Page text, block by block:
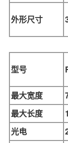
外形尺寸
型号
最大宽度
最大长度
光电